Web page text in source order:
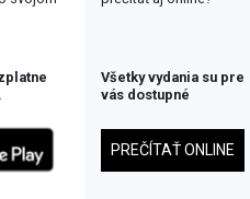
Všetky vydania su pre
vás dostupné
PREČÍTAŤ ONLINE